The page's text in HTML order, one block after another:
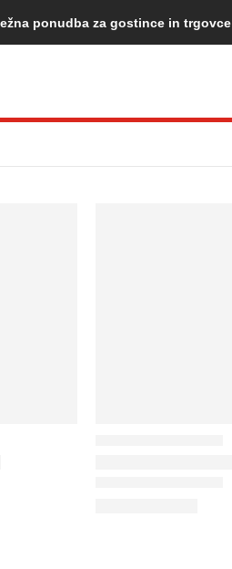
ponudba za gostince in trgovce